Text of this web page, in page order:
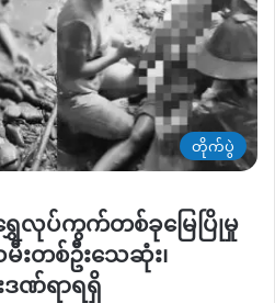
တိုက်ပွဲ
ေလုပ်ကွက်တစ်ခုမြေပြိုမှု
မီးတစ်ဦးသေဆုံး၊
ဒဏ်ရာရရှိ